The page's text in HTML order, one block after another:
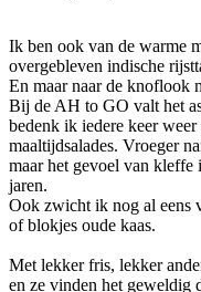
Ik ben ook van de warme
overgebleven indische
En maar naar de knoflook
Bij de AH to GO valt het
bedenk ik iedere keer
maaltijdsalades. Vroeger
maar het gevoel van kleffe
jaren.
Ook zwicht ik nog al eens
of blokjes oude kaas.
Met lekker fris, lekker
en ze vinden het geweldig